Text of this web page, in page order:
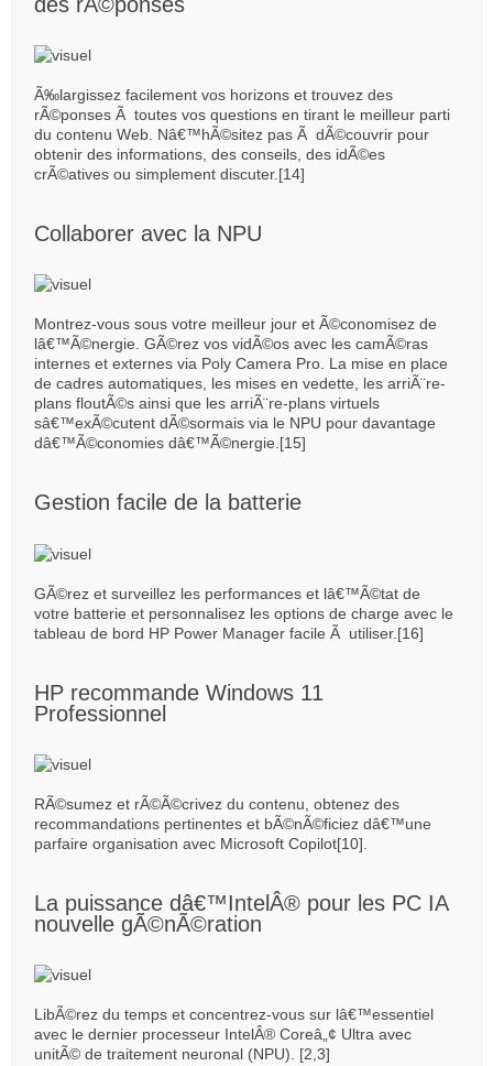
Ã‰largissez facilement vos horizons et trouvez des
rÃ©ponses Ã toutes vos questions en tirant le meilleur parti
du contenu Web. Nâ€™hÃ©sitez pas Ã dÃ©couvrir pour
obtenir des informations, des conseils, des idÃ©es
crÃ©atives ou simplement discuter.[14]
Collaborer avec la NPU
Montrez-vous sous votre meilleur jour et Ã©conomisez de
lâ€™Ã©nergie. GÃ©rez vos vidÃ©os avec les camÃ©ras
internes et externes via Poly Camera Pro. La mise en place
de cadres automatiques, les mises en vedette, les arriÃ¨re-
plans floutÃ©s ainsi que les arriÃ¨re-plans virtuels
sâ€™exÃ©cutent dÃ©sormais via le NPU pour davantage
dâ€™Ã©conomies dâ€™Ã©nergie.[15]
Gestion facile de la batterie
GÃ©rez et surveillez les performances et lâ€™Ã©tat de
votre batterie et personnalisez les options de charge avec le
tableau de bord HP Power Manager facile Ã utiliser.[16]
HP recommande Windows 11
Professionnel
RÃ©sumez et rÃ©Ã©crivez du contenu, obtenez des
recommandations pertinentes et bÃ©nÃ©ficiez dâ€™une
parfaire organisation avec Microsoft Copilot[10].
La puissance dâ€™IntelÂ® pour les PC IA
nouvelle gÃ©nÃ©ration
LibÃ©rez du temps et concentrez-vous sur lâ€™essentiel
avec le dernier processeur IntelÂ® Coreâ„¢ Ultra avec
unitÃ© de traitement neuronal (NPU). [2,3]